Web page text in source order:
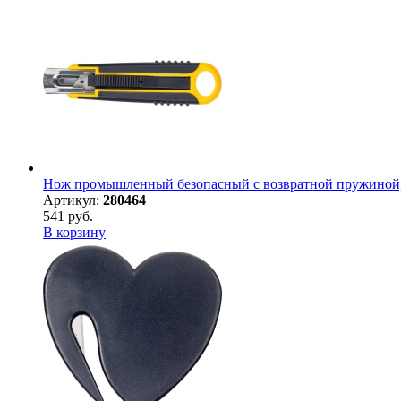
Нож промышленный безопасный с возвратной пружиной,
Артикул: 280464
541 руб.
В корзину